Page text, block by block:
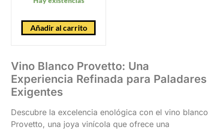
Añadir al carrito
Vino Blanco Provetto: Una
Experiencia Refinada para Paladares
Exigentes
Descubre la excelencia enológica con el vino blanco
Provetto, una joya vinícola que ofrece una